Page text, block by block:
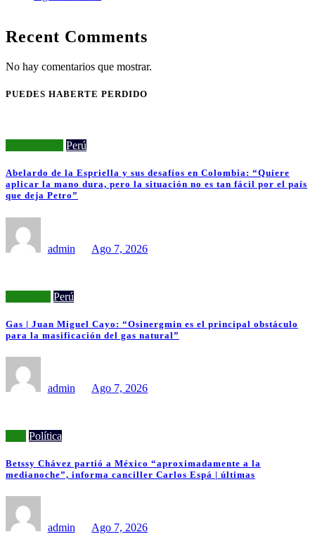
Recent Comments
No hay comentarios que mostrar.
PUEDES HABERTE PERDIDO
Perú
Abelardo de la Espriella y sus desafíos en Colombia: “Quiere
aplicar la mano dura, pero la situación no es tan fácil por el país
que deja Petro”
admin Ago 7, 2026
Perú
Gas | Juan Miguel Cayo: “Osinergmin es el principal obstáculo
para la masificación del gas natural”
admin Ago 7, 2026
Política
Betssy Chávez partió a México “aproximadamente a la
medianoche”, informa canciller Carlos Espá | últimas
admin Ago 7, 2026